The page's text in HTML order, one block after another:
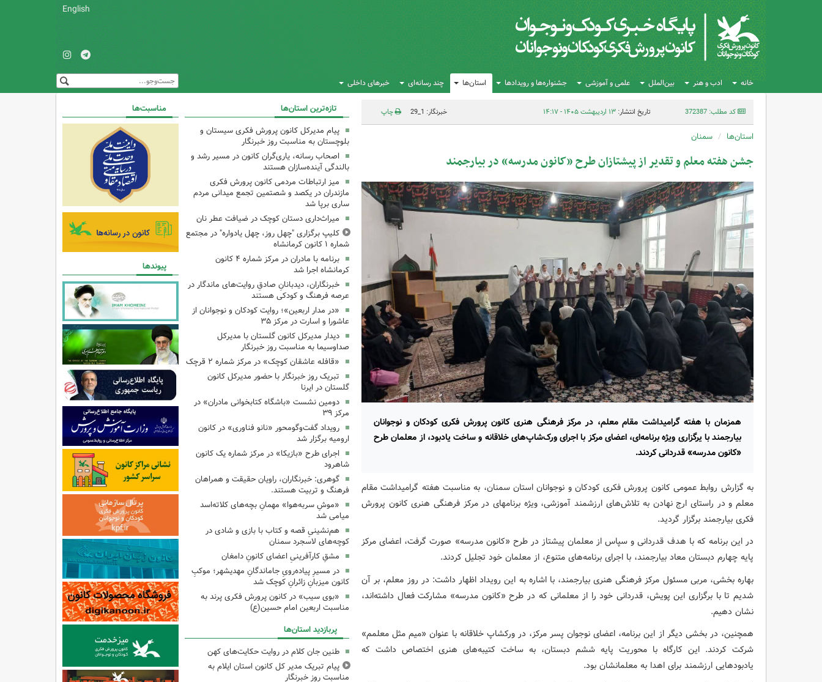
English
خانه ادب و هنر بین‌الملل علمی و آموزشی جشنواره‌ها و رویدادها استان‌ها چند رسانه‌ای خبرهای داخلی
کد مطلب: 372387 تاریخ انتشار:۱۳ اردیبهشت ۱۴۰۵ - ۱۴:۱۷ خبرنگار: 1_29 چاپ
استان‌ها سمنان
جشن هفته معلم و تقدیر از پیشتازان طرح «کانون مدرسه» در بیارجمند
همزمان با هفته گرامیداشت مقام معلم، در مرکز فرهنگی هنری کانون پرورش فکری کودکان و نوجوانان
بیارجمند با یرگزاری ویژه برنامه‌ای، اعضای مرکز با اجرای ورک‌شاپ‌های خلاقانه و ساخت یادبود، از معلمان طرح
«کانون مدرسه» قدردانی کردند.
به گزارش روابط عمومی کانون پرورش فکری کودکان و نوجوانان استان سمنان، به مناسبت هفته گرامیداشت مقام
معلم و در راستای ارج نهادن به تلاش‌های ارزشمند آموزشی، ویژه برنامه‎ای در مرکز فرهنگی هنری کانون پرورش
فکری بیارجمند برگزار گردید.
در این برنامه که با هدف قدردانی و سپاس از معلمان پیشتاز در طرح «کانون مدرسه» صورت گرفت، اعضای مرکز
پایه چهارم دبستان معاد بیارجمند، با اجرای برنامه‌های متنوع، از معلمان خود تجلیل کردند.
بهاره بخشی، مربی مسئول مرکز فرهنگی هنری بیارجمند، با اشاره به این رویداد اظهار داشت: در روز معلم، بر آن
شدیم تا با برگزاری این پویش، قدردانی خود را از معلمانی که در طرح «کانون مدرسه» مشارکت فعال داشته‌اند،
نشان دهیم.
همچنین، در بخشی دیگر از این برنامه، اعضای نوجوان پسر مرکز، در ورکشاپ خلاقانه با عنوان «میم مثل معلمم»
شرکت کردند. این کارگاه با محوریت پایه ششم دبستان، به ساخت کتیبه‌های هنری اختصاص داشت که
یادبودهایی ارزشمند برای اهدا به معلمانشان بود.
تازه‌ترین استان‌ها
پیام مدیرکل کانون پرورش فکری سیستان و
بلوچستان به مناسبت روز خبرنگار
اصحاب رسانه، یاری‌گران کانون در مسیر رشد و
بالندگی آینده‌سازان هستند
میز ارتباطات مردمی کانون پرورش فکری
مازندران در یکصد و شصتمین تجمع میدانی مردم
ساری برپا شد
میراث‌داری دستان کوچک در ضیافت عطر نان
کلیپ برگزاری "چهل روز، چهل یادواره" در مجتمع
شماره ۱ کانون کرمانشاه
برنامه با مادران در مرکز شماره ۴ کانون
کرمانشاه اجرا شد
خبرنگاران، دیدبانانِ صادقِ روایت‌های ماندگار در
عرصه فرهنگ و کودکی هستند
«در مدار اربعین»؛ روایت کودکان و نوجوانان از
عاشورا و اسارت در مرکز ۳۵
دیدار مدیرکل کانون گلستان با مدیرکل
صداوسیما به مناسبت روز خبرنگار
«قافله عاشقان کوچک» در مرکز شماره ۲ قرچک
تبریک روز خبرنگار با حضور مدیرکل کانون
گلستان در ایرنا
دومین نشست «باشگاه کتابخوانی مادران» در
مرکز ۳۹
رویداد گفت‌وگومحور «نانو فناوری» در کانون
ارومیه برگزار شد
اجرای طرح «بازیکا» در مرکز شماره یک کانون
شاهرود
گوهری: خبرنگاران، راویان حقیقت و همراهان
فرهنگ و تربیت هستند.
«موشِ سربه‌هوا» مهمانِ بچه‌های کلاته‌اسد
میامی شد
هم‌نشینیِ قصه و کتاب با بازی و شادی در
کوچه‌های لاسجرد سمنان
مشقِ کارآفرینیِ اعضای کانونِ دامغان
در مسیرِ پیاده‌رویِ جاماندگانِ مهدیشهر؛ موکبِ
کانون میزبانِ زائرانِ کوچک شد
«بوی سیب» در کانون پرورش فکری پرند به
مناسبت اربعین امام حسین(ع)
پربازدید استان‌ها
طنین جان کلام در روایت حکایت‌های کهن
پیام تبریک مدیر کل کانون استان ایلام به
مناسبت روز خبرنگار
مناسبت‌ها
پیوندها